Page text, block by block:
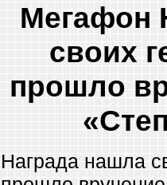
Мегафон
своих
прошло
Награда нашла